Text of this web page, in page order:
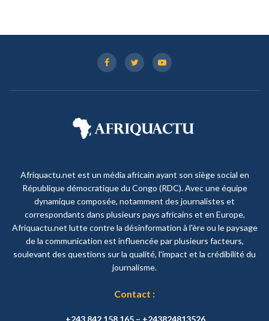
Afriquactu.net est un média africain ayant son siège social en
République démocratique du Congo (RDC). Avec une équipe
dynamique composée, notamment des journalistes et
correspondants dans plusieurs pays africains et en Europe,
Afriquactu.net lutte contre la désinformation à l'ère ou le paysage
de la communication est influencée par plusieurs facteurs,
soulevant des questions sur la qualité, l'impact et la crédibilité du
journalisme.
Contact :
+243 842 158 165 – +243824813526